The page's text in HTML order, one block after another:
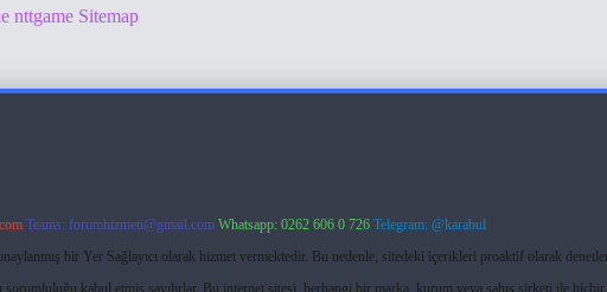
nttgame Sitemap
Teams: forumhizmeti@gmail.com Whatsapp: 0262 606 0 726 Telegram: @karabul
bir Yer Sağlayıcı olarak hizmet vermektedir. Bu nedenle, sitedeki içerikleri proaktif olarak
kabul etmiş sayılırlar. Bu internet sitesi, herhangi bir marka, kurum veya şahıs şirketi ile hiçbir